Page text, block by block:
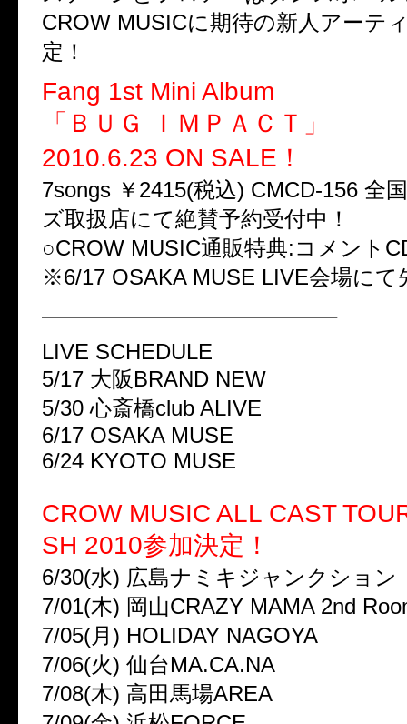
CROW MUSICに期待の新人アーテ
定！
Fang 1st Mini Album
「ＢＵＧ ＩＭＰＡＣＴ」
2010.6.23 ON SALE！
7songs ￥2415(税込) CMCD-156 全
ズ取扱店にて絶賛予約受付中！
○CROW MUSIC通販特典:コメント
※6/17 OSAKA MUSE LIVE会場にて
—————————————–
LIVE SCHEDULE
5/17 大阪BRAND NEW
5/30 心斎橋club ALIVE
6/17 OSAKA MUSE
6/24 KYOTO MUSE
CROW MUSIC ALL CAST
SH 2010参加決定！
6/30(水) 広島ナミキジャンクション
7/01(木) 岡山CRAZY MAMA 2nd
7/05(月) HOLIDAY NAGOYA
7/06(火) 仙台MA.CA.NA
7/08(木) 高田馬場AREA